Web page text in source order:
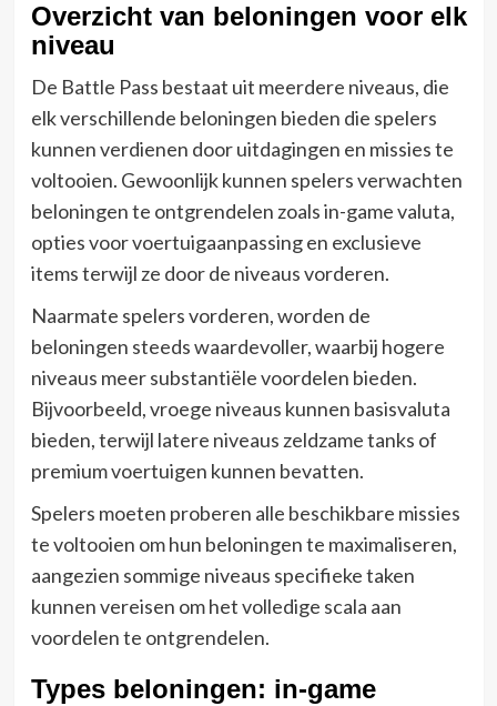
Overzicht van beloningen voor elk
niveau
De Battle Pass bestaat uit meerdere niveaus, die
elk verschillende beloningen bieden die spelers
kunnen verdienen door uitdagingen en missies te
voltooien. Gewoonlijk kunnen spelers verwachten
beloningen te ontgrendelen zoals in-game valuta,
opties voor voertuigaanpassing en exclusieve
items terwijl ze door de niveaus vorderen.
Naarmate spelers vorderen, worden de
beloningen steeds waardevoller, waarbij hogere
niveaus meer substantiële voordelen bieden.
Bijvoorbeeld, vroege niveaus kunnen basisvaluta
bieden, terwijl latere niveaus zeldzame tanks of
premium voertuigen kunnen bevatten.
Spelers moeten proberen alle beschikbare missies
te voltooien om hun beloningen te maximaliseren,
aangezien sommige niveaus specifieke taken
kunnen vereisen om het volledige scala aan
voordelen te ontgrendelen.
Types beloningen: in-game